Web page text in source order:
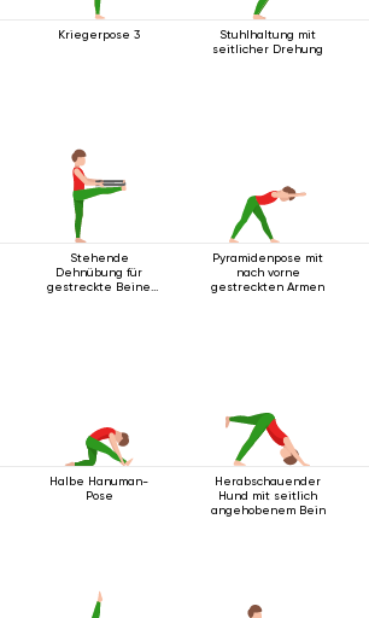
Kriegerpose 3
Stuhlhaltung mit
seitlicher Drehung
Stehende
Dehnübung für
gestreckte Beine
Pyramidenpose mit
nach vorne
gestreckten Armen
Halbe Hanuman-
Pose
Herabschauender
Hund mit seitlich
angehobenem Bein